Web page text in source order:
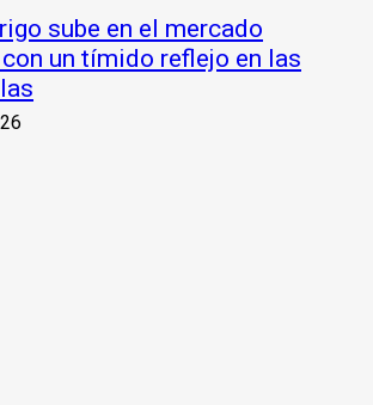
sube en el mercado
un tímido reflejo en las